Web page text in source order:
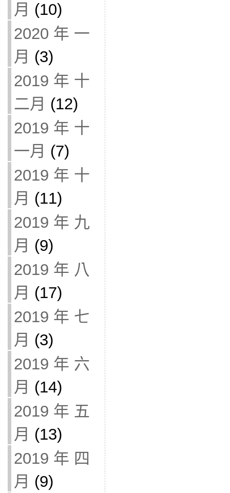
月 (10)
2020 年 一
月 (3)
2019 年 十
二月 (12)
2019 年 十
一月 (7)
2019 年 十
月 (11)
2019 年 九
月 (9)
2019 年 八
月 (17)
2019 年 七
月 (3)
2019 年 六
月 (14)
2019 年 五
月 (13)
2019 年 四
月 (9)